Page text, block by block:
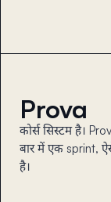
Prova
कोर्स सिस्टम है।
बार में एक sprint,
है।